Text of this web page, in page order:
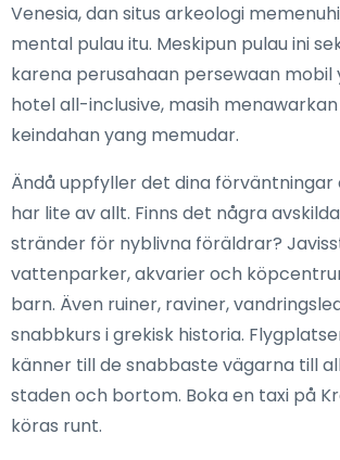
Venesia, dan situs arkeologi
mental pulau itu. Meskipun pulau ini
karena perusahaan persewaan
hotel all-inclusive, masih
keindahan yang memudar.
Ändå uppfyller det dina
har lite av allt. Finns det några
stränder för nyblivna föräldrar?
vattenparker, akvarier och
barn. Även ruiner, raviner,
snabbkurs i grekisk historia.
känner till de snabbaste vägarna till
staden och bortom. Boka en taxi på
köras runt.